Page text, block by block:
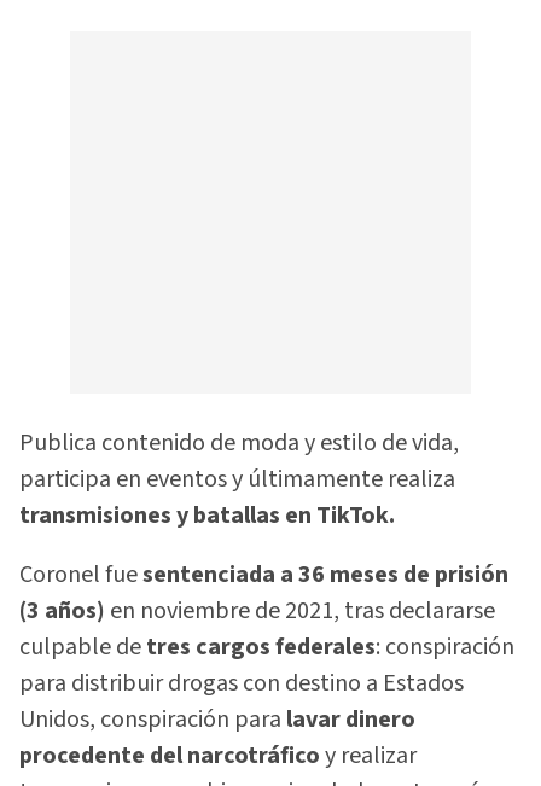
Publica contenido de moda y estilo de vida,
participa en eventos y últimamente realiza
transmisiones y batallas en TikTok.
Coronel fuesentenciada a 36 meses de prisión
(3 años) en noviembre de 2021, tras declararse
culpable detres cargos federales: conspiración
para distribuir drogas con destino a Estados
Unidos, conspiración para lavar dinero
procedente del narcotráficoy realizar